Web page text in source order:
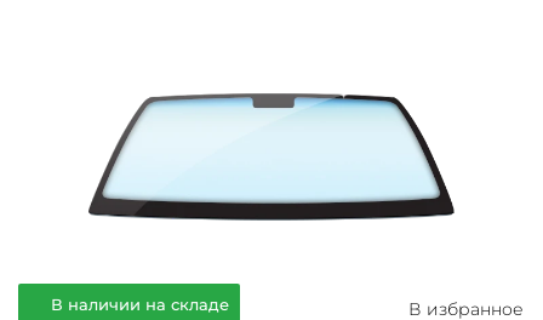
В наличии на складе В избранное